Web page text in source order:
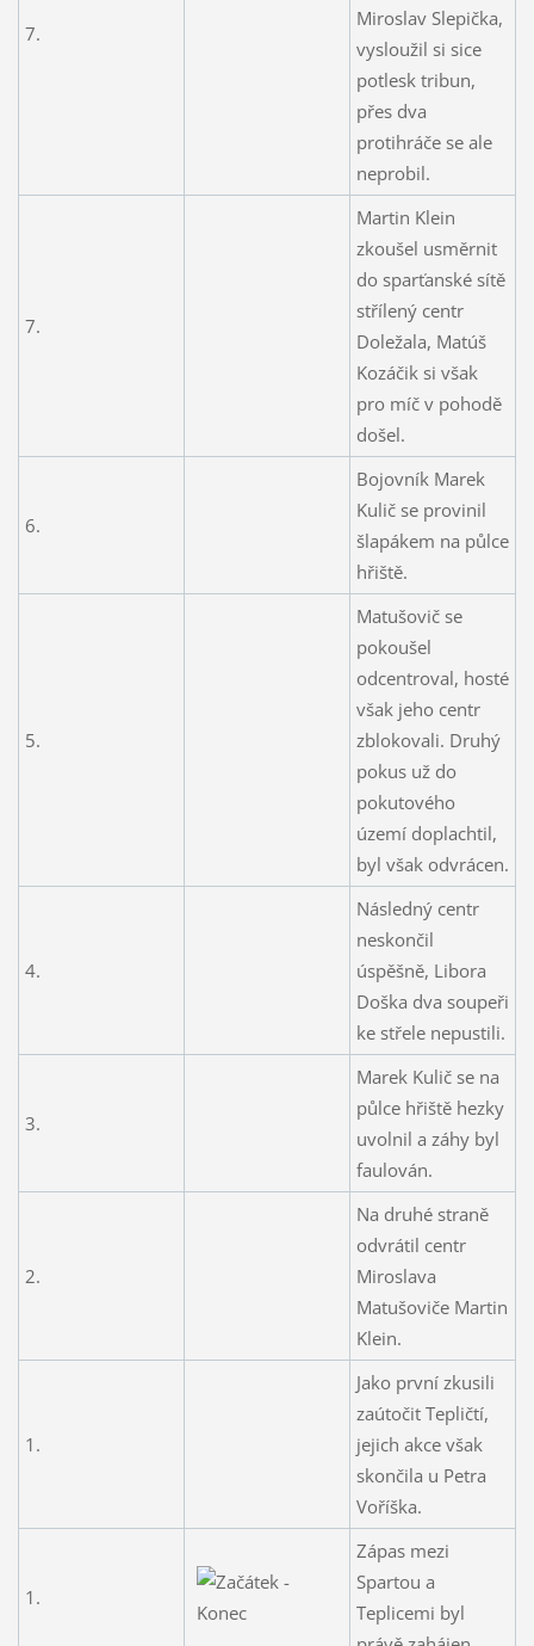
7.
Miroslav Slepička,
vysloužil si sice
potlesk tribun,
přes dva
protihráče se ale
neprobil.
7.
Martin Klein
zkoušel usměrnit
do sparťanské sítě
střílený centr
Doležala, Matúš
Kozáčik si však
pro míč v pohodě
došel.
6.
Bojovník Marek
Kulič se provinil
šlapákem na půlce
hřiště.
5.
Matušovič se
pokoušel
odcentroval, hosté
však jeho centr
zblokovali. Druhý
pokus už do
pokutového
území doplachtil,
byl však odvrácen.
4.
Následný centr
neskončil
úspěšně, Libora
Doška dva soupeři
ke střele nepustili.
3.
Marek Kulič se na
půlce hřiště hezky
uvolnil a záhy byl
faulován.
2.
Na druhé straně
odvrátil centr
Miroslava
Matušoviče Martin
Klein.
1.
Jako první zkusili
zaútočit Tepličtí,
jejich akce však
skončila u Petra
Voříška.
1.
Zápas mezi
Spartou a
Teplicemi byl